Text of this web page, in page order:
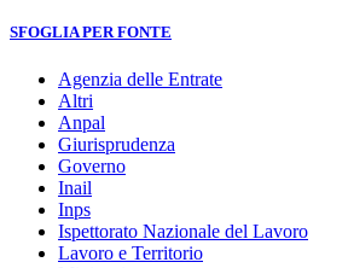
SFOGLIA PER FONTE
Agenzia delle Entrate
Altri
Anpal
Giurisprudenza
Governo
Inail
Inps
Ispettorato Nazionale del Lavoro
Lavoro e Territorio